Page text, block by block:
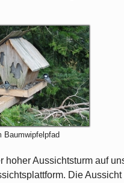
Baumwipfelpfad
hoher Aussichtsturm auf
Die